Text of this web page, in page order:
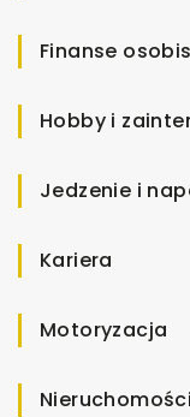
Finanse
Hobby i
Jedzenie i
Kariera
Motoryzacja
Nieruchomości